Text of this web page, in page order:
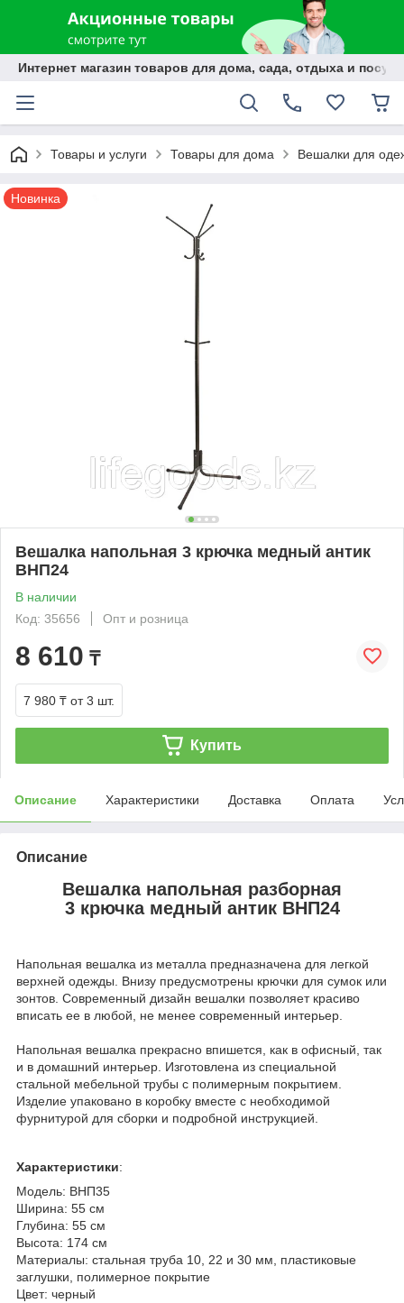
Интернет магазин товаров для дома, сада, отдыха и
Товары и услуги Товары для дома Вешалки для
Новинка
Вешалка напольная 3 крючка медный антик
ВНП24
В наличии
Код: 35656
Опт и розница
8 610 ₸
7 980 ₸ от 3 шт.
Купить
Описание Характеристики Доставка Оплата
Описание
Вешалка напольная разборная
3 крючка медный антик ВНП24
Напольная вешалка из металла предназначена для легкой
верхней одежды. Внизу предусмотрены крючки для сумок или
зонтов. Современный дизайн вешалки позволяет красиво
вписать ее в любой, не менее современный интерьер.
Напольная вешалка прекрасно впишется, как в офисный, так
и в домашний интерьер. Изготовлена из специальной
стальной мебельной трубы с полимерным покрытием.
Изделие упаковано в коробку вместе с необходимой
фурнитурой для сборки и подробной инструкцией.
Характеристики:
Модель: ВНП35
Ширина: 55 см
Глубина: 55 см
Высота: 174 см
Материалы: стальная труба 10, 22 и 30 мм, пластиковые
заглушки, полимерное покрытие
Цвет: черный